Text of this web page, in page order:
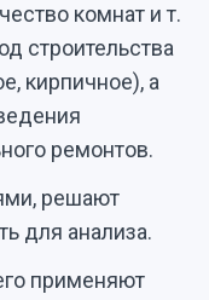
комнат и т.
строительства
кирпичное), а
ремонтов.
решают
для анализа.
применяют